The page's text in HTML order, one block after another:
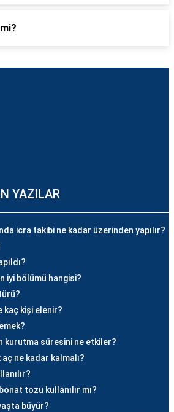
YAZILAR
icra takibi ne kadar üzerinden yapılır?
iyi bölümü hangisi?
kaç kişi elenir?
kurutma süresini ne etkiler?
ne kadar kalmalı?
tozu kullanılır mı?
büyür?